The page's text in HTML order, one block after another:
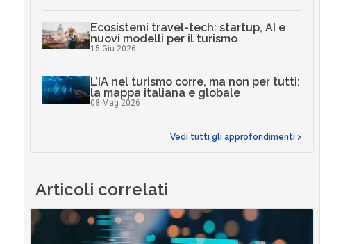
Ecosistemi travel-tech: startup, AI e
nuovi modelli per il turismo
15 Giu 2026
L’IA nel turismo corre, ma non per tutti:
la mappa italiana e globale
08 Mag 2026
Vedi tutti gli approfondimenti >
Articoli correlati